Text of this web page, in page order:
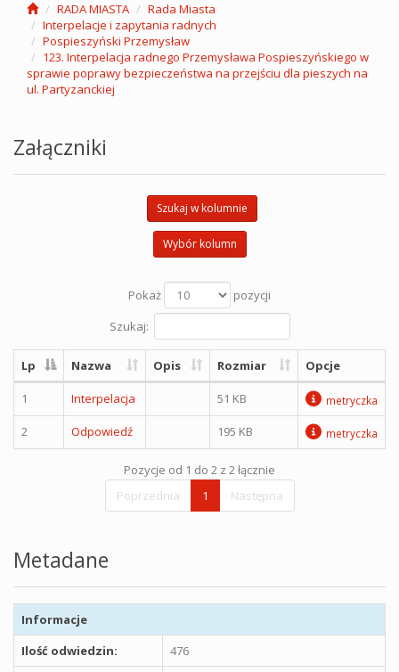
RADA MIASTA
Rada Miasta
Interpelacje i zapytania radnych
Pospieszyński Przemysław
123. Interpelacja radnego Przemysława Pospieszyńskiego w
sprawie poprawy bezpieczeństwa na przejściu dla pieszych na
ul. Partyzanckiej
Załączniki
Szukaj w kolumnie
Wybór kolumn
Pokaż
pozycji
Szukaj:
Lp Nazwa Opis Rozmiar Opcje
1 Interpelacja 51 KB metryczka
2 Odpowiedź 195 KB metryczka
Pozycje od 1 do 2 z 2 łącznie
Poprzednia
1 Następna
Metadane
Informacje
Ilość odwiedzin:
476